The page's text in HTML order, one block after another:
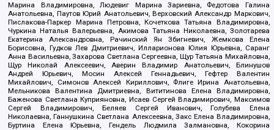
Марина Владимировна, Людевиг Марина Зариевна, Федотова Галина
Анатольевна, Паутов Юрий Анатольевич, Верховский Александр Маркович,
Пислакова-Паркер Марина Петровна, Кочеткова Татьяна Владимировна,
Чуркина Наталья Валерьевна, Акимова Татьяна Николаевна, Золотарева
Екатерина Александровна, Рачинский Ян Збигневич, Жемкова Елена
Борисовна, Гудков Лев Дмитриевич, Илларионова Юлия Юрьевна, Саранг
Анна Васильевна, Захарова Светлана Сергеевна, Щур Татьяна Михайловна,
Щур Николай Алексеевич, Аверин Владимир Анатольевич, Блинушов
Андрей Юрьевич, Мосин Алексей Геннадьевич, Гефтер Валентин
Михайлович, Симонов Алексей Кириллович, Флиге Ирина Анатольевна,
Мельникова Валентина Дмитриевна, Вититинова Елена Владимировна,
Баженова Светлана Куприяновна, Исаев Сергей Владимирович, Максимов
Сергей Владимирович, Беляев Сергей Иванович, Голубева Елена
Николаевна, Ганнушкина Светлана Алексеевна, Закс Елена Владимировна,
Буртина Елена Юрьевна, Гендель Людмила Залмановна, Кокорина